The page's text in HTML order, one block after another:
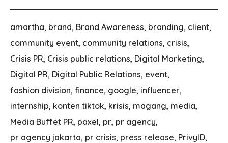
amartha brand Brand Awareness branding client
community event community relations crisis
Crisis PR Crisis public relations Digital Marketing
Digital PR Digital Public Relations event
fashion division finance google influencer
internship konten tiktok krisis magang media
Media Buffet PR paxel pr pr agency
pr agency jakarta pr crisis press release PrivyID